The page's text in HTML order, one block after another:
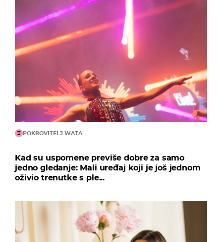
POKROVITELJ WATA
Kad su uspomene previše dobre za samo
jedno gledanje: Mali uređaj koji je još jednom
oživio trenutke s ple...